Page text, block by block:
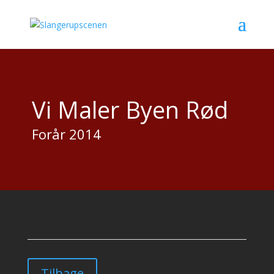
Vi Maler Byen Rød
Forår 2014